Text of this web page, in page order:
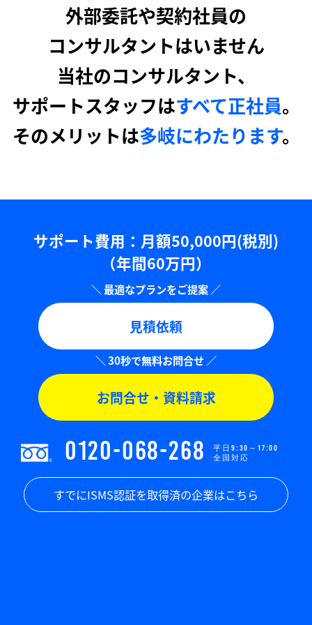
外部委託や契約社員の
コンサルタントはいません
当社のコンサルタント、
サポートスタッフはすべて正社員。
そのメリットは多岐にわたります。
サポート費用：⽉額50,000円(税別)
（年間60万円）
見積依頼
お問合せ・資料請求
0120-068-268
平日9:30～17:00
全国対応
すでにISMS認証を取得済の企業はこちら